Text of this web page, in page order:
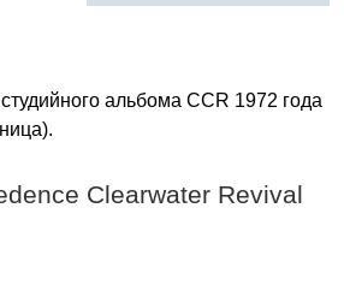
альбома ССR 1972 года
Clearwater Revival